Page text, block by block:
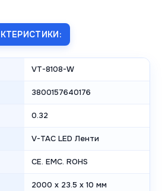
VT-8108-W
3800157640176
0.32
V-TAC LED Ленти
CE. EMC. ROHS
2000 x 23.5 x 10 мм